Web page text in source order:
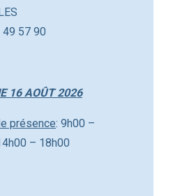
49 57 90
16 AOÛT 2026
présence: 9h00 –
– 18h00